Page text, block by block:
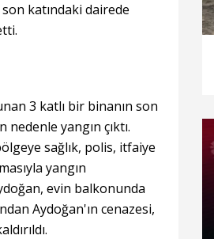
son katındaki dairede
3 katlı bir binanın son
yangın çıktı.
sağlık, polis, itfaiye
yangın
evin balkonunda
Aydoğan'ın cenazesi,